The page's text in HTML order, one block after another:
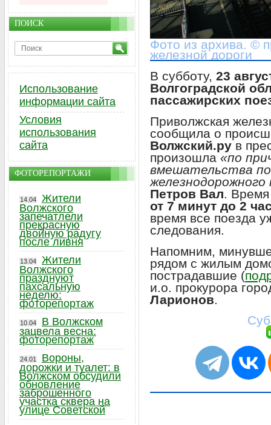
Фото из архива. ©
железной дороги
В субботу, 23
Волгоградской
пассажирских
Приволжская
сообщила о
Волжский.ру в
произошла «по
вмешательства
Петров Вал. Время
от 7 минут до 2
время все поезда
следования.
Напомним,
рядом с жилым
пострадавшие (
и.о. прокурора
Ларионов.
ПОИСК
Использование
информации сайта
Условия
использования
сайта
ФОТОРЕПОРТАЖИ
14.04
Жители
Волжского
запечатлели
прекрасную
двойную радугу
после ливня
13.04
Жители
Волжского
празднуют
пахсальную
неделю:
фоторепортаж
10.04
В Волжском
зацвела весна:
фоторепортаж
24.01
Вороны,
дорожки и туалет: в
Волжском обсудили
обновление
заброшенного
участка сквера на
улице Советской